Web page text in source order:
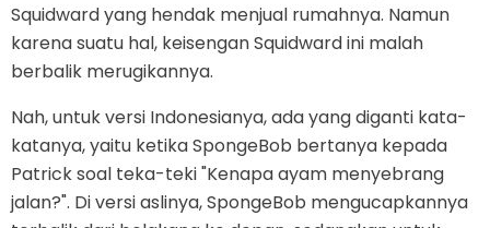
Squidward yang hendak menjual rumahnya. Namun
karena suatu hal, keisengan Squidward ini malah
berbalik merugikannya.
Nah, untuk versi Indonesianya, ada yang diganti kata-
katanya, yaitu ketika SpongeBob bertanya kepada
Patrick soal teka-teki "Kenapa ayam menyebrang
jalan?". Di versi aslinya, SpongeBob mengucapkannya